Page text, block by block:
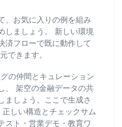
、お気に入りの例を組み
しましょう。 新しい環境
済フローで既に動作して
できます。
の仲間とキュレーション
、 架空の金融データの共
ましょう。ここで生成さ
しい構造とチェックサム
スト・営業デモ・教育ワ